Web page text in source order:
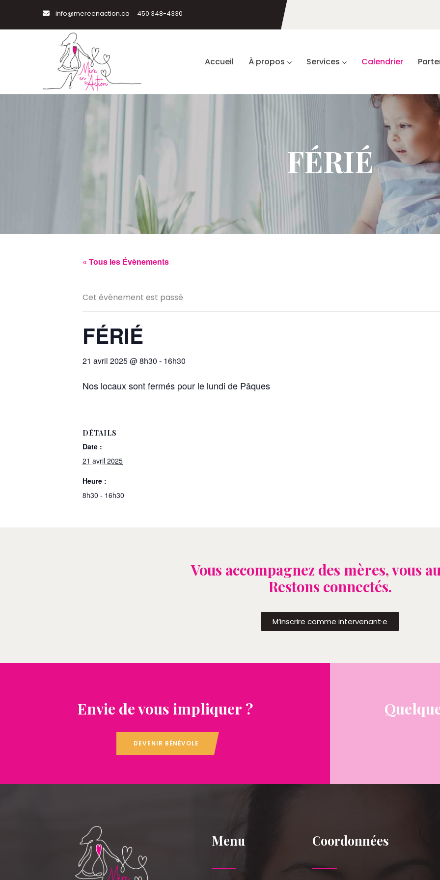
info@mereenaction.ca 450 348-4330
Accueil À propos Services Calendrier
FÉRIÉ
« Tous les Évènements
Cet évènement est passé
FÉRIÉ
21 avril 2025 @ 8h30 - 16h30
Nos locaux sont fermés pour le lundi de Pâques
DÉTAILS
Date :
21 avril 2025
Heure :
8h30 - 16h30
Vous accompagnez des mères, vous
Restons connectés.
M’inscrire comme intervenant·e
Envie de vous impliquer ?
DEVENIR BÉNÉVOLE
Menu Coordonnées